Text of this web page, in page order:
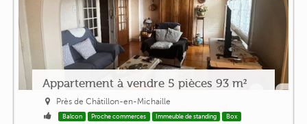
Appartement à vendre 5 pièces 93 m²
Près de Châtillon-en-Michaille
Balcon Proche commerces Immeuble de standing Box